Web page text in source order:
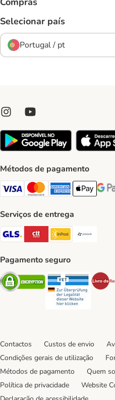
Selecionar país
Portugal / pt
Métodos de pagamento
Visa Payment Method
Mastercard Payment Method
American Express
Apple Pay
Serviços de entrega
GLS Shipping Method
CTTExpressInPost
Pagamento seguro
Security Security
Contactos Custos de envio
Condições gerais de utilização
Métodos de pagamento
Quem
Política de privacidade
Website